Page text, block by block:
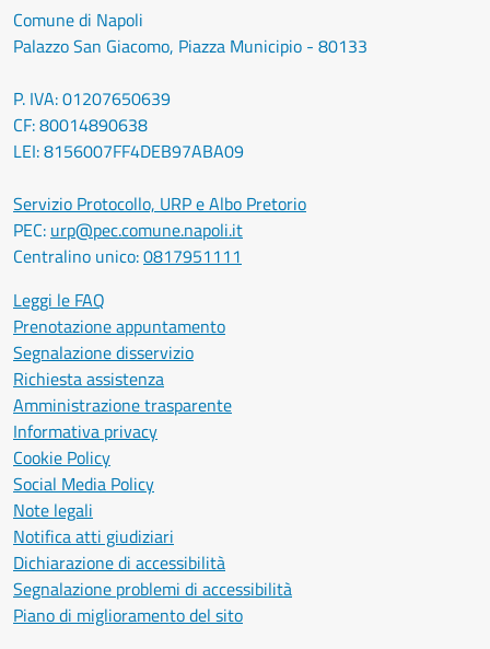
Comune di Napoli
Palazzo San Giacomo, Piazza Municipio - 80133
P. IVA: 01207650639
CF: 80014890638
LEI: 8156007FF4DEB97ABA09
Servizio Protocollo, URP e Albo Pretorio
PEC: urp@pec.comune.napoli.it
Centralino unico:0817951111
Leggi le FAQ
Prenotazione appuntamento
Segnalazione disservizio
Richiesta assistenza
Amministrazione trasparente
Informativa privacy
Cookie Policy
Social Media Policy
Note legali
Notifica atti giudiziari
Dichiarazione di accessibilità
Segnalazione problemi di accessibilità
Piano di miglioramento del sito